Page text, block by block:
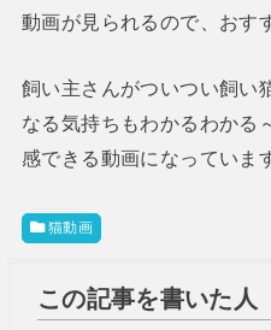
動画が見られるので、おす
飼い主さんがついつい飼い
なる気持ちもわかるわかる
感できる動画になっていま
猫動画
この記事を書いた人